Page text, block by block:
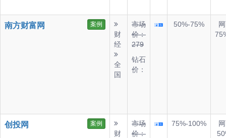
南方财富网 案例
财
经
全
国
市场
价：
279
钻石
价：
50%-75%
创投网 案例
财
市场
价：
75%-100%